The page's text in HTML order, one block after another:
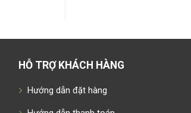
HỖ TRỢ KHÁCH HÀNG
Hướng dẫn đặt hàng